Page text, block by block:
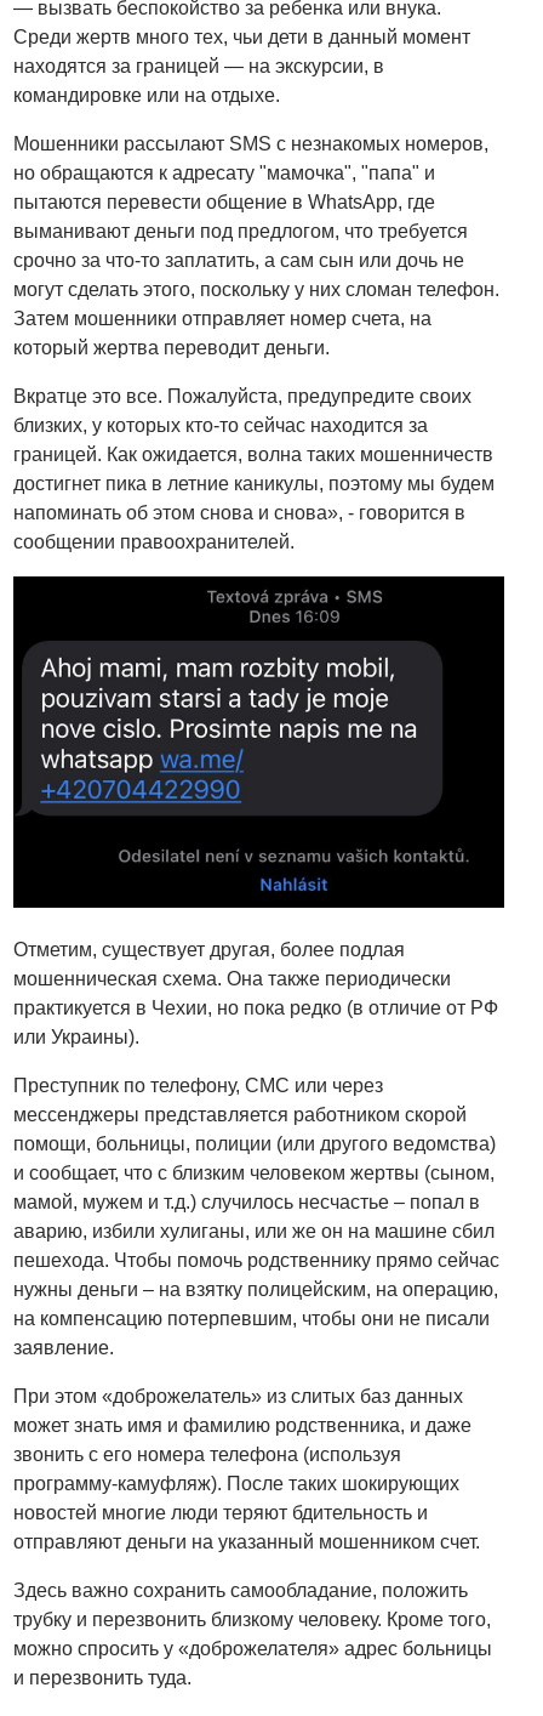
— вызвать беспокойство за ребенка или внука.
Среди жертв много тех, чьи дети в данный момент
находятся за границей — на экскурсии, в
командировке или на отдыхе.
Мошенники рассылают SMS с незнакомых номеров,
но обращаются к адресату "мамочка", "папа" и
пытаются перевести общение в WhatsApp, где
выманивают деньги под предлогом, что требуется
срочно за что-то заплатить, а сам сын или дочь не
могут сделать этого, поскольку у них сломан телефон.
Затем мошенники отправляет номер счета, на
который жертва переводит деньги.
Вкратце это все. Пожалуйста, предупредите своих
близких, у которых кто-то сейчас находится за
границей. Как ожидается, волна таких мошенничеств
достигнет пика в летние каникулы, поэтому мы будем
напоминать об этом снова и снова», - говорится в
сообщении правоохранителей.
Отметим, существует другая, более подлая
мошенническая схема. Она также периодически
практикуется в Чехии, но пока редко (в отличие от РФ
или Украины).
Преступник по телефону, СМС или через
мессенджеры представляется работником скорой
помощи, больницы, полиции (или другого ведомства)
и сообщает, что с близким человеком жертвы (сыном,
мамой, мужем и т.д.) случилось несчастье – попал в
аварию, избили хулиганы, или же он на машине сбил
пешехода. Чтобы помочь родственнику прямо сейчас
нужны деньги – на взятку полицейским, на операцию,
на компенсацию потерпевшим, чтобы они не писали
заявление.
При этом «доброжелатель» из слитых баз данных
может знать имя и фамилию родственника, и даже
звонить с его номера телефона (используя
программу-камуфляж). После таких шокирующих
новостей многие люди теряют бдительность и
отправляют деньги на указанный мошенником счет.
Здесь важно сохранить самообладание, положить
трубку и перезвонить близкому человеку. Кроме того,
можно спросить у «доброжелателя» адрес больницы
и перезвонить туда.